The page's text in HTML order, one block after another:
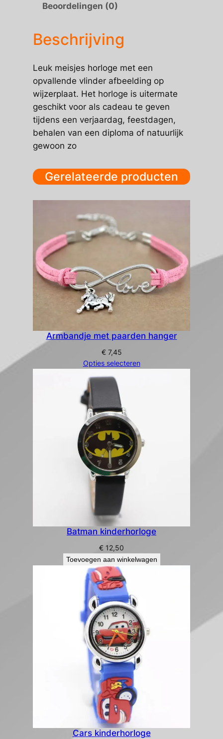
Beoordelingen (0)
Beschrijving
Leuk meisjes horloge met een
opvallende vlinder afbeelding op
wijzerplaat. Het horloge is uitermate
geschikt voor als cadeau te geven
tijdens een verjaardag, feestdagen,
behalen van een diploma of natuurlijk
gewoon zo
Gerelateerde producten
Armbandje met paarden hanger
€7,45
Opties selecteren
Batman kinderhorloge
€ 12,50
Toevoegen aan winkelwagen
Cars kinderhorloge